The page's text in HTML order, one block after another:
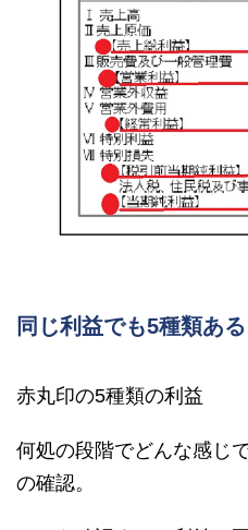
同じ利益でも5種類ある
赤丸印の5種類の利益
何処の段階でどんな感じ
の確認。